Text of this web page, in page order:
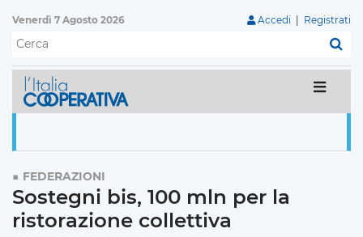
Venerdì 7 Agosto 2026 Accedi Registrati
FEDERAZIONI
Sostegni bis, 100 mln per la
ristorazione collettiva